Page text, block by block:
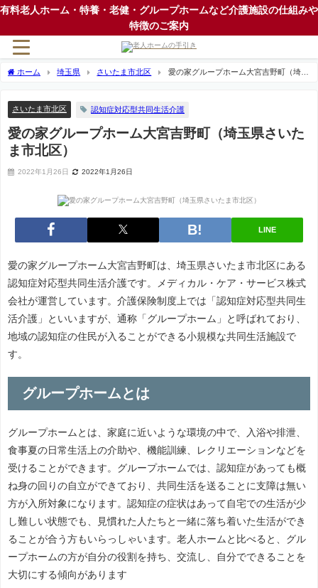
有料老人ホーム・特養・老健・グループホームなど介護施設の仕組みや
特徴のご案内
ホーム 埼玉県 さいたま市北区
愛の家グループホーム大宮吉野町（埼玉
さいたま市北区 認知症対応型共同生活介護
愛の家グループホーム大宮吉野町（埼玉県さいた
ま市北区）
2022年1月26日 2022年1月26日
LINE
愛の家グループホーム大宮吉野町は、埼玉県さいたま市北区にある
認知症対応型共同生活介護です。メディカル・ケア・サービス株式
会社が運営しています。介護保険制度上では「認知症対応型共同生
活介護」といいますが、通称「グループホーム」と呼ばれており、
地域の認知症の住民が入ることができる小規模な共同生活施設で
す。
グループホームとは
グループホームとは、家庭に近いような環境の中で、入浴や排泄、
食事夏の日常生活上の介助や、機能訓練、レクリエーションなどを
受けることができます。グループホームでは、認知症があっても概
ね身の回りの自立ができており、共同生活を送ることに支障は無い
方が入所対象になります。認知症の症状はあって自宅での生活が少
し難しい状態でも、見慣れた人たちと一緒に落ち着いた生活ができ
ることが合う方もいらっしゃいます。老人ホームと比べると、グル
ープホームの方が自分の役割を持ち、交流し、自分でできることを
大切にする傾向があります